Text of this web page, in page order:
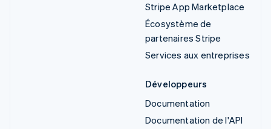
Stripe App Marketplace
Écosystème de
partenaires Stripe
Services aux entreprises
Développeurs
Documentation
Documentation de l'API